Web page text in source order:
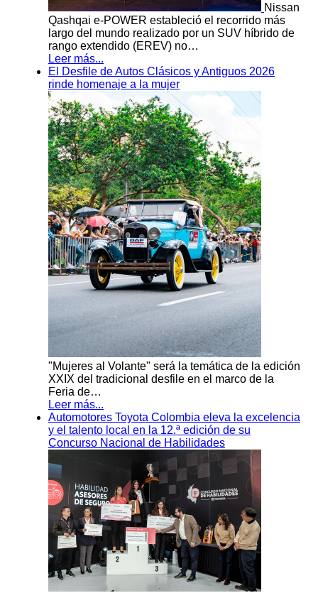
Nissan
Qashqai e-POWER estableció el recorrido más
largo del mundo realizado por un SUV híbrido de
rango extendido (EREV) no…
Leer más...
El Desfile de Autos Clásicos y Antiguos 2026
rinde homenaje a la mujer
"Mujeres al Volante" será la temática de la edición
XXIX del tradicional desfile en el marco de la
Feria de…
Leer más...
Automotores Toyota Colombia eleva la excelencia
y el talento local en la 12.ª edición de su
Concurso Nacional de Habilidades